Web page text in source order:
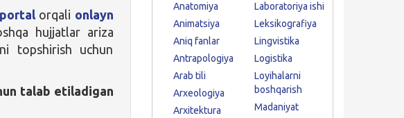
orqali onlayn
hujjatlar ariza
topshirish uchun
talab etiladigan
Anatomiya
Animatsiya
Aniq fanlar
Antrapologiya
Arab tili
Arxeologiya
Arxitektura
Laboratoriya ishi
Leksikografiya
Lingvistika
Logistika
Loyihalarni
boshqarish
Madaniyat